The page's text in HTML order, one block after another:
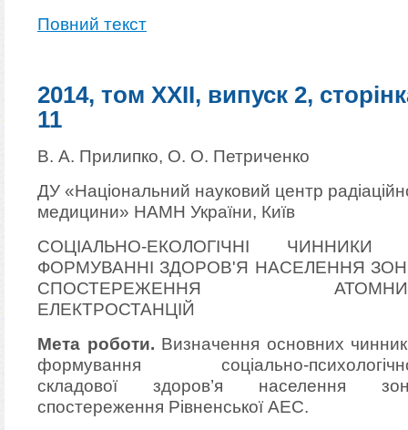
Повний текст
2014, том XXII, випуск 2,
11
В. А. Прилипко, О. О. Петриченко
ДУ «Національний науковий центр
медицини» НАМН України, Київ
СОЦІАЛЬНО-ЕКОЛОГІЧНІ ЧИННИКИ
ФОРМУВАННІ ЗДОРОВ'Я НАСЕЛЕННЯ
СПОСТЕРЕЖЕННЯ
ЕЛЕКТРОСТАНЦІЙ
Мета роботи. Визначення основних
формування соціально-
складової здоров’я населення
спостереження Рівненської АЕС.